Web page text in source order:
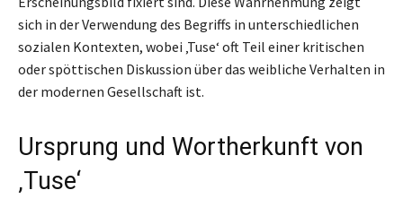
sich in der Verwendung des Begriffs in unterschiedlichen
sozialen Kontexten, wobei ‚Tuse‘ oft Teil einer kritischen
oder spöttischen Diskussion über das weibliche Verhalten in
der modernen Gesellschaft ist.
Ursprung und Wortherkunft von
‚Tuse‘